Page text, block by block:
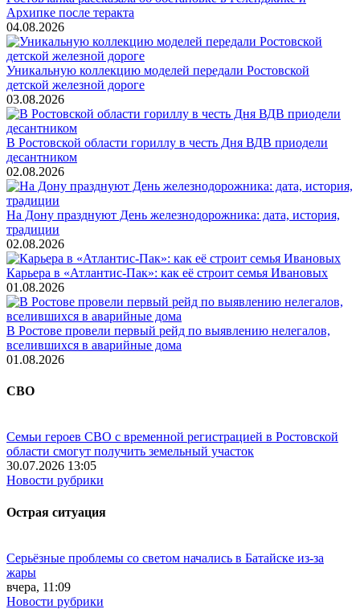
Архипке после теракта
04.08.2026
Уникальную коллекцию моделей передали Ростовской
детской железной дороге
03.08.2026
В Ростовской области гориллу в честь Дня ВДВ приодели
десантником
02.08.2026
На Дону празднуют День железнодорожника: дата, история,
традиции
02.08.2026
Карьера в «Атлантис-Пак»: как её строит семья Ивановых
01.08.2026
В Ростове провели первый рейд по выявлению нелегалов,
вселившихся в аварийные дома
01.08.2026
СВО
Семьи героев СВО с временной регистрацией в Ростовской
области смогут получить земельный участок
30.07.2026 13:05
Новости рубрики
Острая ситуация
Серьёзные проблемы со светом начались в Батайске из-за
жары
вчера, 11:09
Новости рубрики